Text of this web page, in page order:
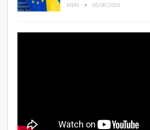
МИА 05/08/2026